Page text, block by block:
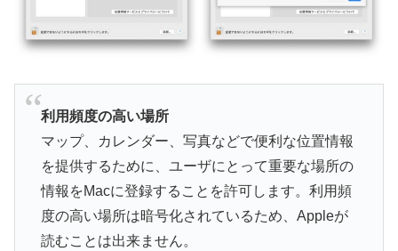
利用頻度の高い場所
マップ、カレンダー、写真などで便利な位置情報
を提供するために、ユーザにとって重要な場所の
情報をMacに登録することを許可します。利用頻
度の高い場所は暗号化されているため、Appleが
読むことは出来ません。